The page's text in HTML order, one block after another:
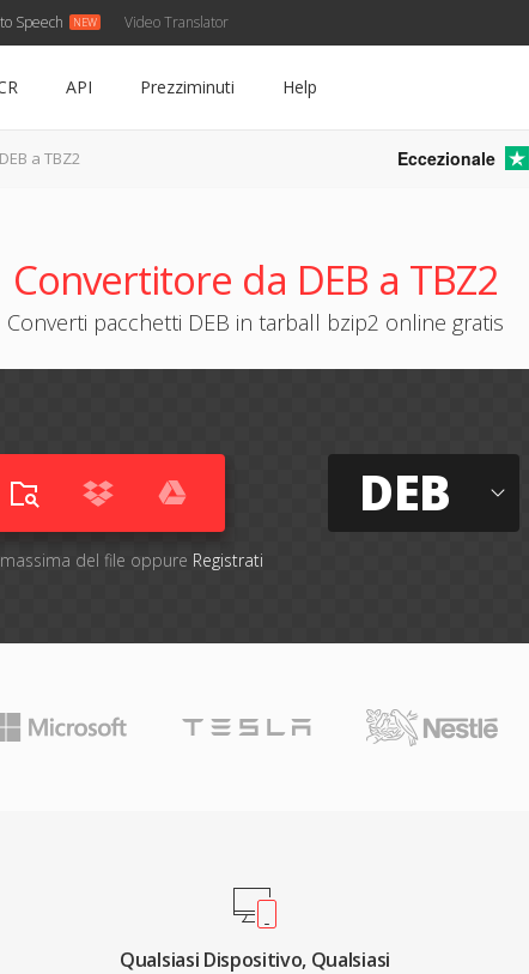
Speech Video Translator
API Prezziminuti Help
DEB a TBZ2 Eccezionale
Convertitore da DEB a TBZ2
Converti pacchetti DEB in tarball bzip2 online gratis
del file oppure Registrati
DEB
Qualsiasi Dispositivo, Qualsiasi